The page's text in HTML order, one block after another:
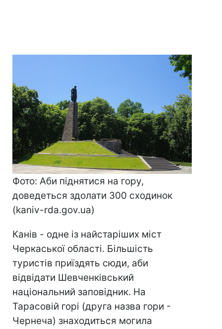
Фото: Аби піднятися на гору,
доведеться здолати 300 сходинок
(kaniv-rda.gov.uа)
Канів - одне із найстаріших міст
Черкаської області. Більшість
туристів приїздять сюди, аби
відвідати Шевченківський
національний заповідник. На
Тарасовій горі (друга назва гори -
Чернеча) знаходиться могила